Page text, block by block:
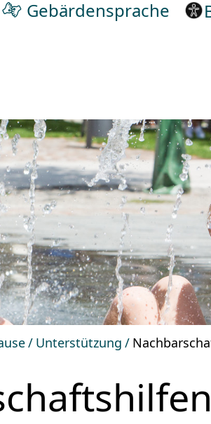
Gebärdensprache
Unterstützung